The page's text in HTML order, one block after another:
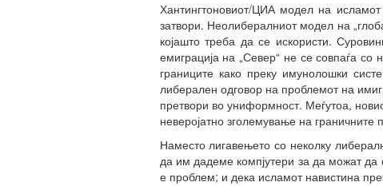
Хантингтоновиот/ЦИА модел на
затвори. Неолибералниот модел на
којашто треба да се искористи.
емиграција на „Север“ не се совпаѓа со
границите како преку имунолошки
либерален одговор на проблемот на
претвори во униформност. Меѓутоа,
неверојатно зголемување на
Наместо лигавењето со неколку
да им дадеме компјутери за да можат да
е проблем; и дека исламот навистина